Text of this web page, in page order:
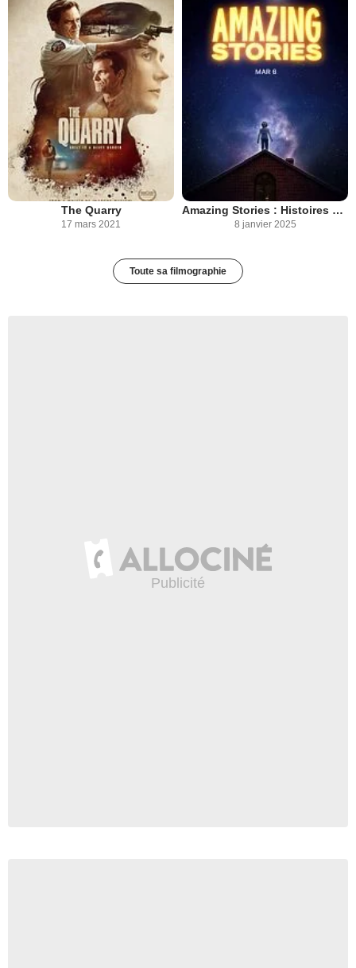
The Quarry
17 mars 2021
Amazing Stories : Histoires Fantastiques
8 janvier 2025
Toute sa filmographie